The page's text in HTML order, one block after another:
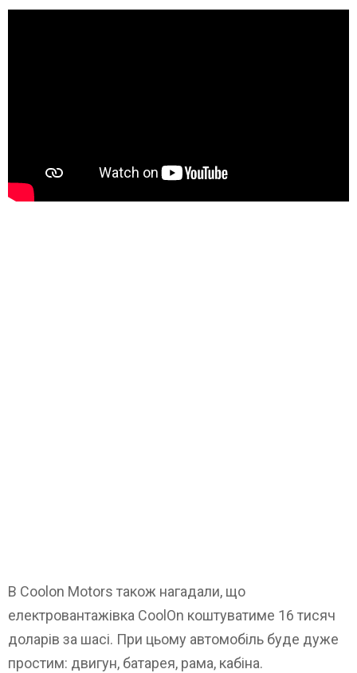
В Coolon Motors також нагадали, що
електровантажівка CoolОn коштуватиме 16 тисяч
доларів за шасі. При цьому автомобіль буде дуже
простим: двигун, батарея, рама, кабіна.